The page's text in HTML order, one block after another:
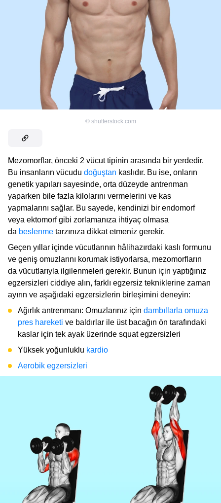
© shutterstock.com
Mezomorflar, önceki 2 vücut tipinin arasında bir yerdedir.
Bu insanların vücudu doğuştan kaslıdır. Bu ise, onların
genetik yapıları sayesinde, orta düzeyde antrenman
yaparken bile fazla kilolarını vermelerini ve kas
yapmalarını sağlar. Bu sayede, kendinizi bir endomorf
veya ektomorf gibi zorlamanıza ihtiyaç olmasa
da beslenme tarzınıza dikkat etmeniz gerekir.
Geçen yıllar içinde vücutlarının hâlihazırdaki kaslı formunu
ve geniş omuzlarını korumak istiyorlarsa, mezomorfların
da vücutlarıyla ilgilenmeleri gerekir. Bunun için yaptığınız
egzersizleri ciddiye alın, farklı egzersiz tekniklerine zaman
ayırın ve aşağıdaki egzersizlerin birleşimini deneyin:
Ağırlık antrenmanı: Omuzlarınız için dambıllarla omuza
pres hareketi ve baldırlar ile üst bacağın ön tarafındaki
kaslar için tek ayak üzerinde squat egzersizleri
Yüksek yoğunluklu kardio
Aerobik egzersizleri